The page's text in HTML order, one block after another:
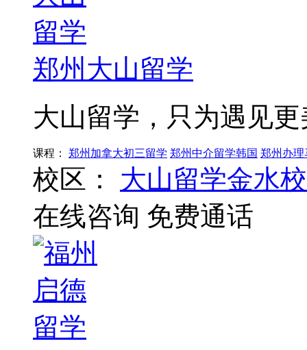
郑州大山留学
大山留学，只为遇见
课程： 郑州加拿大初三留学 郑州中介留学韩国 郑州办理
校区：
大山留学金水
在线咨询 免费通话